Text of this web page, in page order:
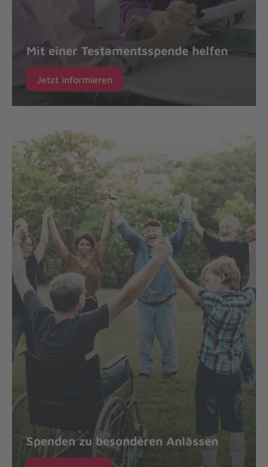
Mit einer Testamentsspende helfen
Jetzt informieren
Spenden zu besonderen Anlässen